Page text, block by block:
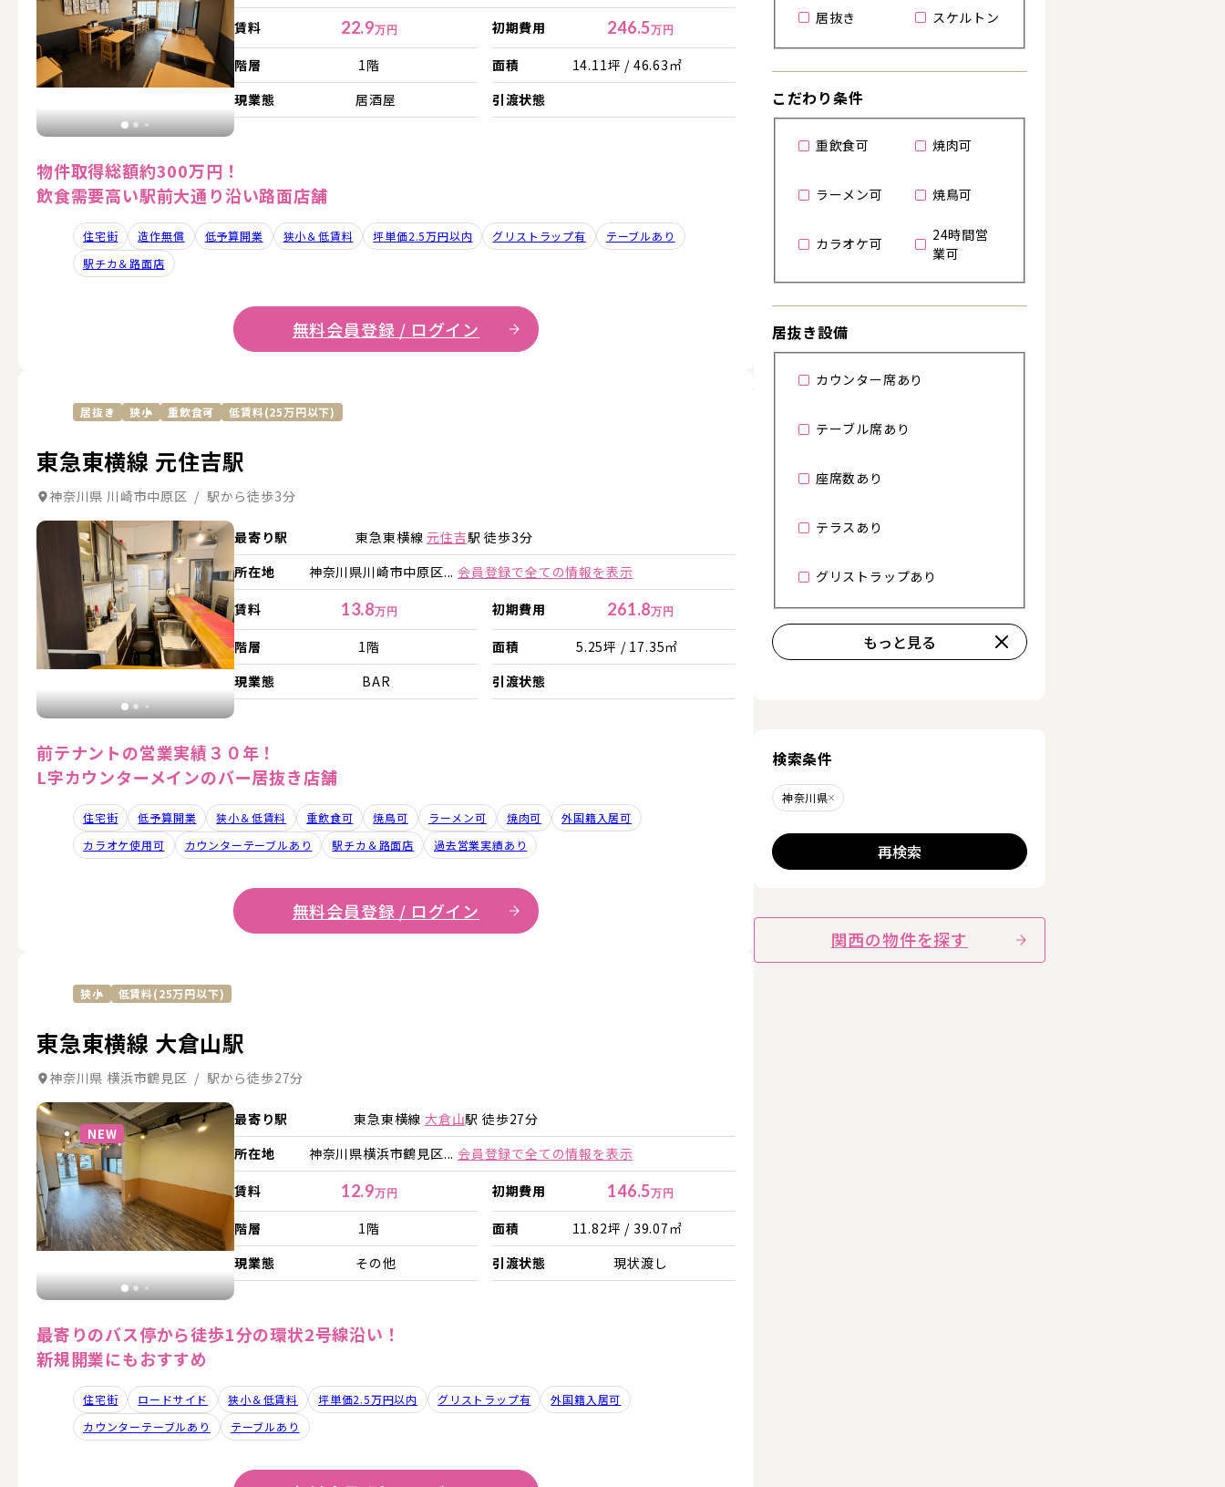
賃料 22.9万円 初期費用 246.5万円
階層 1階 面積
14.11坪 / 46.63㎡
現業態
居酒屋 引渡状態
物件取得総額約300万円！
飲食需要高い駅前大通り沿い路面店舗
住宅街 造作無償 低予算開業 狭小＆低賃料 坪単価2.5万円以内 グリストラップ有
テーブルあり
駅チカ＆路面店
無料会員登録 / ログイン
居抜き 狭小 重飲食可 低賃料(25万円以下)
東急東横線 元住吉駅
神奈川県 川崎市中原区 / 駅から徒歩3分
詳細を見る 詳細を見る 詳細を見る
最寄り駅 東急東横線 元住吉駅 徒歩3分
所在地
神奈川県川崎市中原区... 会員登録で全ての情報を表示
賃料 13.8万円 初期費用 261.8万円
階層 1階 面積
5.25坪 / 17.35㎡
現業態
BAR 引渡状態
前テナントの営業実績３０年！
L字カウンターメインのバー居抜き店舗
住宅街 低予算開業 狭小＆低賃料 重飲食可 焼鳥可 ラーメン可 焼肉可
外国籍入居可
カラオケ使用可
カウンターテーブルあり 駅チカ＆路面店 過去営業実績あり
無料会員登録 / ログイン
詳細を見る
狭小 低賃料(25万円以下)
東急東横線 大倉山駅
神奈川県 横浜市鶴見区 / 駅から徒歩27分
NEW
詳細を見る 詳細を見る
最寄り駅 東急東横線 大倉山駅 徒歩27分
所在地
神奈川県横浜市鶴見区... 会員登録で全ての情報を表示
賃料 12.9万円 初期費用 146.5万円
階層 1階 面積
11.82坪 / 39.07㎡
現業態
その他 引渡状態 現状渡し
最寄りのバス停から徒歩1分の環状2号線沿い！
新規開業にもおすすめ
住宅街 ロードサイド 狭小＆低賃料 坪単価2.5万円以内 グリストラップ有
外国籍入居可
カウンターテーブルあり
テーブルあり
詳細を見る
居抜き スケルトン
こだわり条件
重飲食可 焼肉可
ラーメン可 焼鳥可
カラオケ可
24時間営
業可
居抜き設備
カウンター席あり
テーブル席あり
座席数あり
テラスあり
グリストラップあり
もっと見る
検索条件
神奈川県削除する
再検索
関西の物件を探す